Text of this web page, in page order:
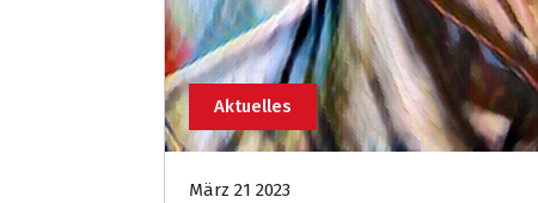
Aktuelles
März 21 2023